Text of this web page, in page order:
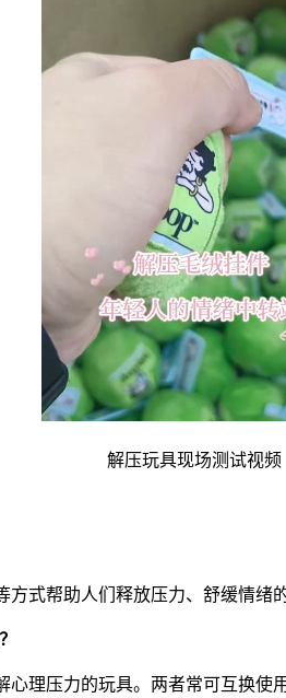
解压玩具现场测试视频
式帮助人们释放压力、舒缓情绪
理压力的玩具。两者常可互换使